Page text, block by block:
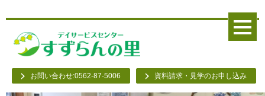
お問い合わせ:0562-87-5006 資料請求・見学のお申し込み